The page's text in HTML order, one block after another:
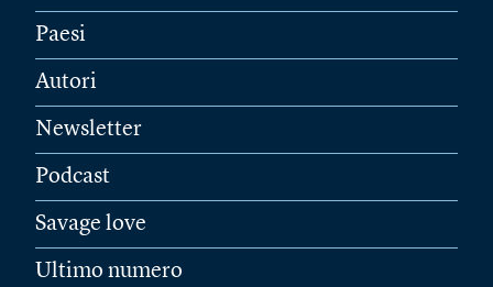
Paesi
Autori
Newsletter
Podcast
Savage love
Ultimo numero